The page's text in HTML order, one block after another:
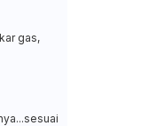
gas,